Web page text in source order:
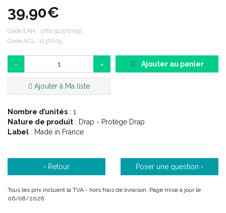
des soignants et contribue à la prévention des escarres.
ALESOLI ® s’utilise sur tous types de couchages.
Indications :
Ce drap est l' auxiliaire indispensable pour réhausser ou
mobiliser confortablement au lit un patient atone.
Une aide précieuse pour la mobilisation des personnes
dépendantes.
39,90€
Code EAN : 3760311370052
Code ACL : 1137005
Ajouter au panier
Ajouter à Ma liste
Nombre d’unités : 1
Nature de produit : Drap - Protège Drap
Label : Made in France
‹ Retour Poser une question ›
Tous les prix incluent la TVA - hors frais de livraison. Page mise à jour le
06/08/2026.